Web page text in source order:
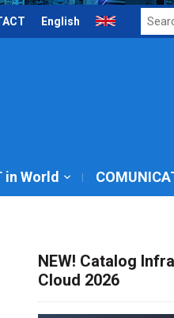
English
Search
for:
in World
NEW! Catalog
Cloud 2026